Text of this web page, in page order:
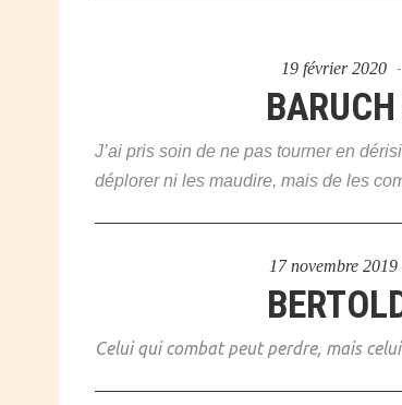
19 février 2020
J’ai pris soin de ne pas tourner en
déplorer ni les maudire, mais de les
17 novembre 2019
Celui qui combat peut perdre, mais